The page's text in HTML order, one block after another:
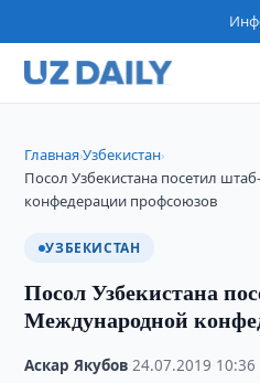
Главная›Узбекистан›
Посол Узбекистана посетил
конфедерации профсоюзов
УЗБЕКИСТАН
Посол Узбекистана
Международной
Аскар Якубов ·24.07.2019 10:36